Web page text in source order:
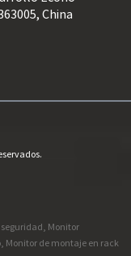
China
Monitor
Monitor de montaje en rack